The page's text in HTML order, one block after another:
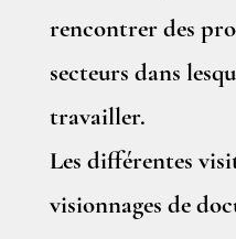
rencontrer des
secteurs dans
travailler.
Les différentes
visionnages de